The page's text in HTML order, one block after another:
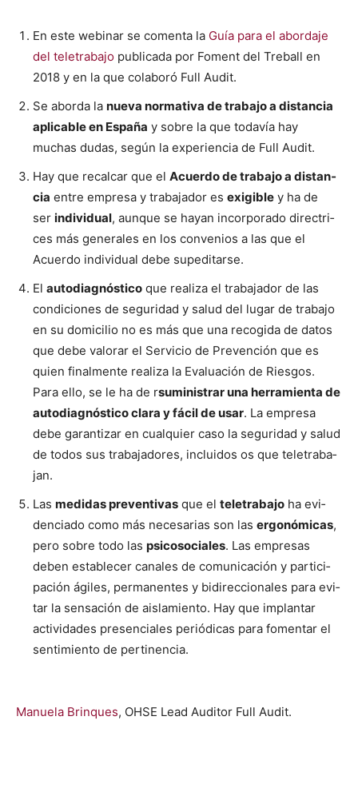
En este webi­nar se comen­ta la Guía para el abor­da­je
del tele­tra­ba­jo pub­li­ca­da por Foment del Tre­ball en
2018 y en la que colaboró Full Audit.
Se abor­da la nue­va nor­ma­ti­va de tra­ba­jo a dis­tan­cia
aplic­a­ble en España y sobre la que todavía hay
muchas dudas, según la expe­ri­en­cia de Full Audit.
Hay que recal­car que el Acuer­do de tra­ba­jo a dis­tan­
cia entre empre­sa y tra­ba­jador es exi­gi­ble y ha de
ser indi­vid­ual, aunque se hayan incor­po­ra­do direc­tri­
ces más gen­erales en los con­ve­nios a las que el
Acuer­do indi­vid­ual debe suped­i­tarse.
El auto­di­ag­nós­ti­co que real­iza el tra­ba­jador de las
condi­ciones de seguri­dad y salud del lugar de tra­ba­jo
en su domi­cilio no es más que una recogi­da de datos
que debe val­o­rar el Ser­vi­cio de Pre­ven­ción que es
quien final­mente real­iza la Eval­u­ación de Ries­gos.
Para ello, se le ha de rsum­in­is­trar una her­ramien­ta de
auto­di­ag­nós­ti­co clara y fácil de usar. La empre­sa
debe garan­ti­zar en cualquier caso la seguri­dad y salud
de todos sus tra­ba­jadores, inclu­i­dos os que tele­tra­ba­
jan.
Las medi­das pre­ven­ti­vas que el tele­tra­ba­jo ha evi­
den­ci­a­do como más nece­sarias son las ergonómi­cas,
pero sobre todo las psi­coso­ciales. Las empre­sas
deben estable­cer canales de comu­ni­cación y par­tic­i­
pación ágiles, per­ma­nentes y bidi­rec­cionales para evi­
tar la sen­sación de ais­lamien­to. Hay que implan­tar
activi­dades pres­en­ciales per­iódi­cas para fomen­tar el
sen­timien­to de per­ti­nen­cia.
Manuela Brin­ques, OHSE Lead Audi­tor Full Audit.